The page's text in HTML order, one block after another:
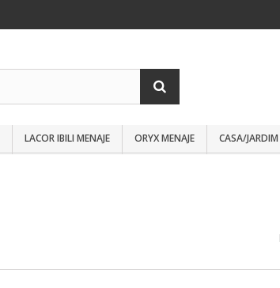
LACOR IBILI MENAJE ORYX MENAJE CASA/JARDIM